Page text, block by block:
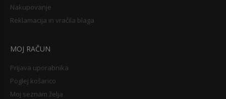
Nakupovanje
Reklamacija in vračila blaga
MOJ RAČUN
Prijava uporabnika
Poglej košarico
Moj seznam želja